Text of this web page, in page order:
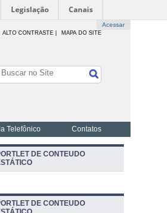
Legislação Canais
Acessar
ALTO CONTRASTE | MAPA DO SITE
Telefônico Contatos
DE CONTEUDO
DE CONTEUDO